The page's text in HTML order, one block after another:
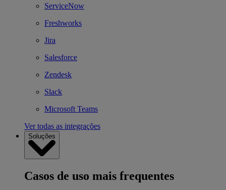
ServiceNow
Freshworks
Jira
Salesforce
Zendesk
Slack
Microsoft Teams
Ver todas as integrações
Soluções
Casos de uso mais frequentes